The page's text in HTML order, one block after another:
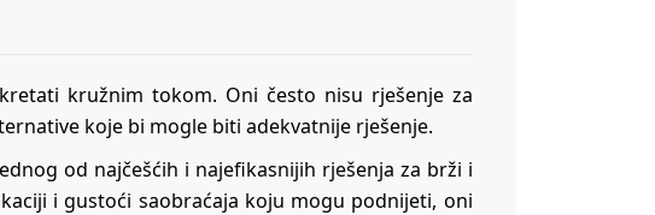
kružnim tokom. Oni često nisu rješenje za
koje bi mogle biti adekvatnije rješenje.
od najčešćih i najefikasnijih rješenja za brži i
i gustoći saobraćaja koju mogu podnijeti, oni